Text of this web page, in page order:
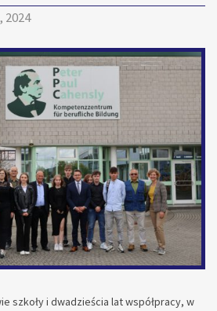
2024
szkoły i dwadzieścia lat współpracy, w